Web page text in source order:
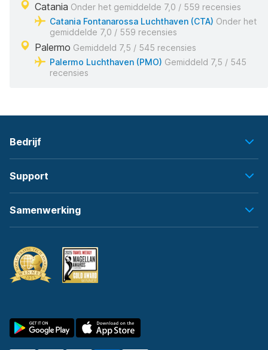
Catania Onder het gemiddelde 7,0 / 559 recensies
Catania Fontanarossa Luchthaven (CTA) Onder het
gemiddelde 7,0 / 559 recensies
Palermo Gemiddeld 7,5 / 545 recensies
Palermo Luchthaven (PMO) Gemiddeld 7,5 / 545
recensies
Bedrijf
Support
Samenwerking